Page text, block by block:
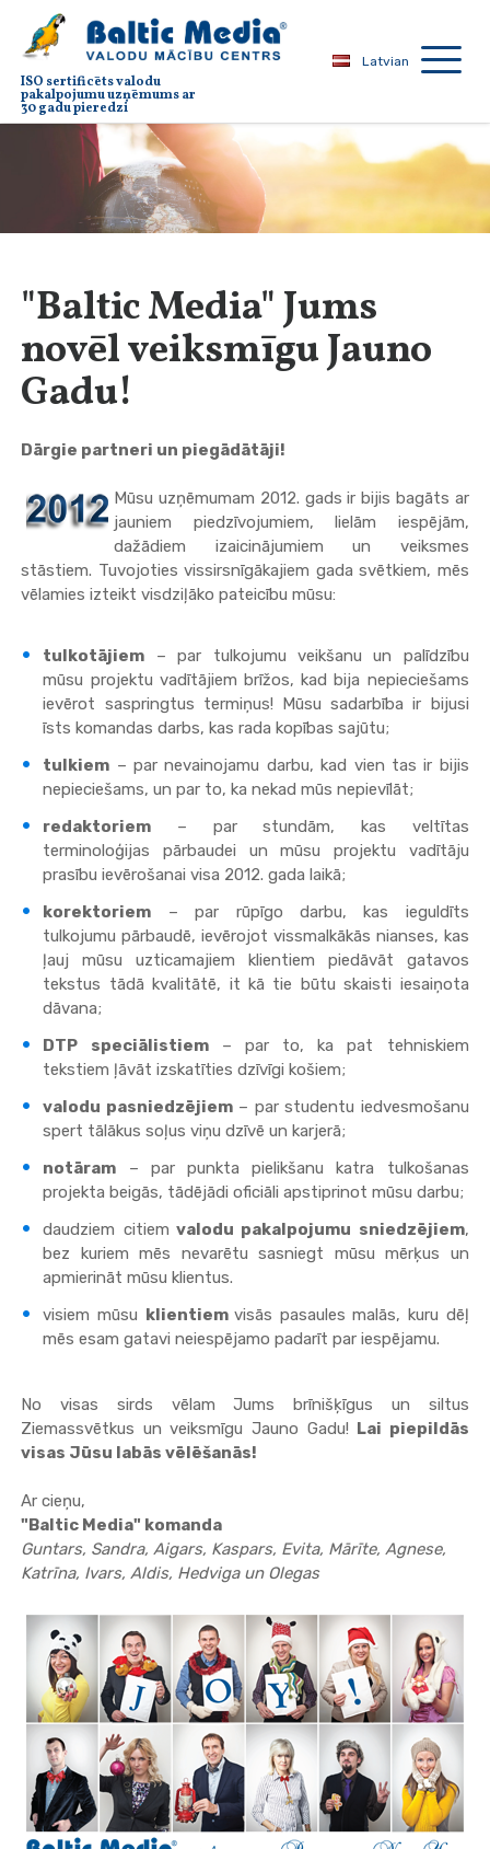
ISO sertificēts valodu
pakalpojumu uzņēmums ar
30 gadu pieredzi
Latvian
"Baltic Media" Jums
novēl veiksmīgu Jauno
Gadu!
Dārgie partneri un piegādātāji!
Mūsu uzņēmumam 2012. gads ir bijis bagāts ar
jauniem piedzīvojumiem, lielām iespējām,
dažādiem izaicinājumiem un veiksmes
stāstiem. Tuvojoties vissirsnīgākajiem gada svētkiem, mēs
vēlamies izteikt visdziļāko pateicību mūsu:
tulkotājiem – par tulkojumu veikšanu un palīdzību
mūsu projektu vadītājiem brīžos, kad bija nepieciešams
ievērot saspringtus termiņus! Mūsu sadarbība ir bijusi
īsts komandas darbs, kas rada kopības sajūtu;
tulkiem – par nevainojamu darbu, kad vien tas ir bijis
nepieciešams, un par to, ka nekad mūs nepievīlāt;
redaktoriem – par stundām, kas veltītas
terminoloģijas pārbaudei un mūsu projektu vadītāju
prasību ievērošanai visa 2012. gada laikā;
korektoriem – par rūpīgo darbu, kas ieguldīts
tulkojumu pārbaudē, ievērojot vissmalkākās nianses, kas
ļauj mūsu uzticamajiem klientiem piedāvāt gatavos
tekstus tādā kvalitātē, it kā tie būtu skaisti iesaiņota
dāvana;
DTP speciālistiem– par to, ka pat tehniskiem
tekstiem ļāvāt izskatīties dzīvīgi košiem;
valodu pasniedzējiem– par studentu iedvesmošanu
spert tālākus soļus viņu dzīvē un karjerā;
notāram – par punkta pielikšanu katra tulkošanas
projekta beigās, tādējādi oficiāli apstiprinot mūsu darbu;
daudziem citiem valodu pakalpojumu sniedzējiem,
bez kuriem mēs nevarētu sasniegt mūsu mērķus un
apmierināt mūsu klientus.
visiem mūsu klientiemvisās pasaules malās, kuru dēļ
mēs esam gatavi neiespējamo padarīt par iespējamu.
No visas sirds vēlam Jums brīnišķīgus un siltus
Ziemassvētkus un veiksmīgu Jauno Gadu! Lai piepildās
visas Jūsu labās vēlēšanās!
Ar cieņu,
"Baltic Media" komanda
Guntars, Sandra, Aigars, Kaspars, Evita, Mārīte, Agnese,
Katrīna, Ivars, Aldis, Hedviga un Olegas